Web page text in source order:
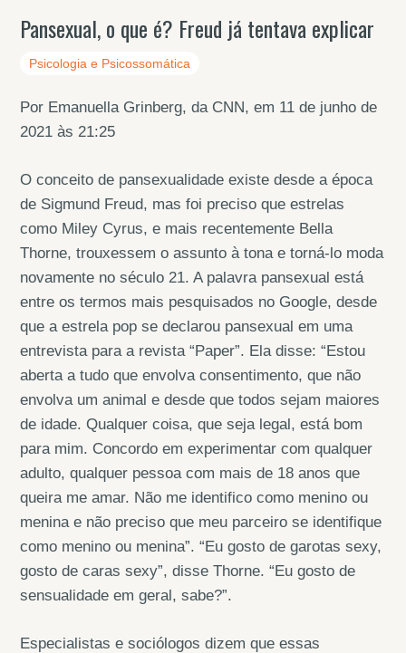
Pansexual, o que é? Freud já tentava explicar
Psicologia e Psicossomática
Por Emanuella Grinberg, da CNN, em 11 de junho de
2021 às 21:25
O conceito de pansexualidade existe desde a época
de Sigmund Freud, mas foi preciso que estrelas
como Miley Cyrus, e mais recentemente Bella
Thorne, trouxessem o assunto à tona e torná-lo moda
novamente no século 21. A palavra pansexual está
entre os termos mais pesquisados no Google, desde
que a estrela pop se declarou pansexual em uma
entrevista para a revista “Paper”. Ela disse: “Estou
aberta a tudo que envolva consentimento, que não
envolva um animal e desde que todos sejam maiores
de idade. Qualquer coisa, que seja legal, está bom
para mim. Concordo em experimentar com qualquer
adulto, qualquer pessoa com mais de 18 anos que
queira me amar. Não me identifico como menino ou
menina e não preciso que meu parceiro se identifique
como menino ou menina”. “Eu gosto de garotas sexy,
gosto de caras sexy”, disse Thorne. “Eu gosto de
sensualidade em geral, sabe?”.
Especialistas e sociólogos dizem que essas